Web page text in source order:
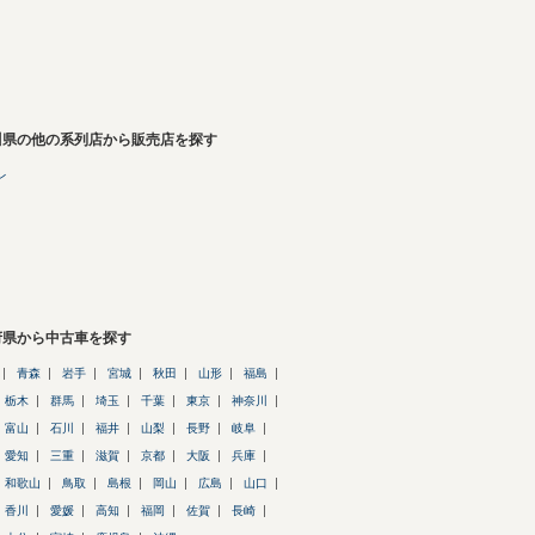
の他の系列店から販売店を探す
から中古車を探す
青森 岩手 宮城 秋田 山形 福島
栃木 群馬 埼玉 千葉 東京 神奈川
富山 石川 福井 山梨 長野 岐阜
愛知 三重 滋賀 京都 大阪 兵庫
和歌山 鳥取 島根 岡山 広島 山口
香川 愛媛 高知 福岡 佐賀 長崎